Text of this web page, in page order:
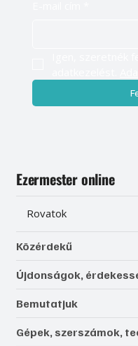
Ezermester online
Rovatok
Közérdekű
Újdonságok,
Bemutatjuk
Gépek, szerszámok,